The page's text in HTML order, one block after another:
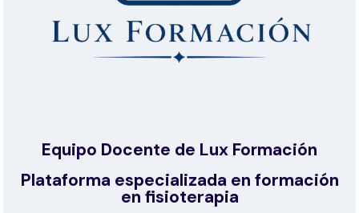
Equipo Docente de Lux Formación
Plataforma especializada en formación
en fisioterapia